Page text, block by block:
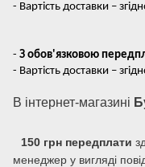
- Вартість доставки –
- З обов'язковою
- Вартість доставки –
В інтернет-магазині
150 грн передплати
менеджер у вигляді